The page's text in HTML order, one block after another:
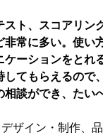
スト、スコアリン
非常に多い。使い
ーションをとれ
してもらえるので
相談ができ、たい
ザイン・制作、品